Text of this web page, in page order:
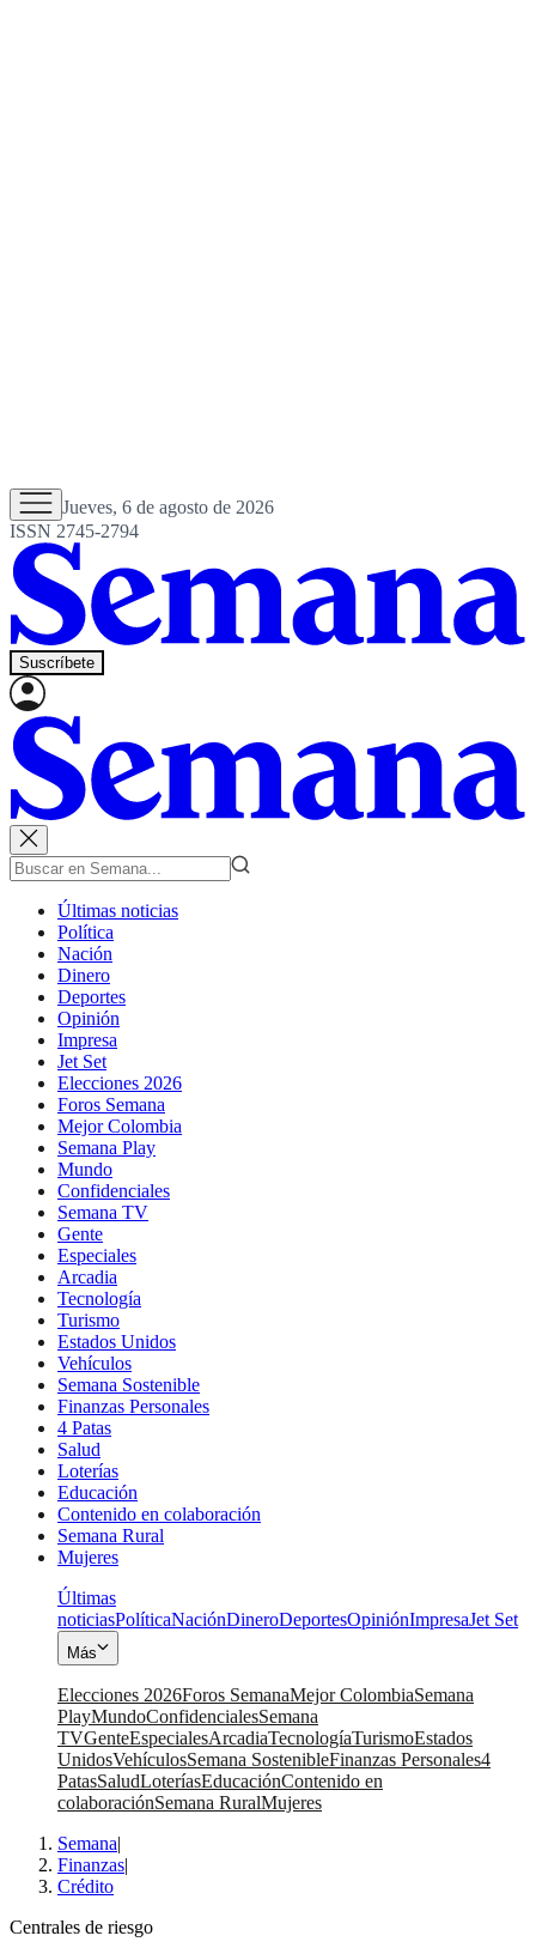
Jueves, 6 de agosto de 2026
ISSN 2745-2794
Suscríbete
Últimas noticias
Política
Nación
Dinero
Deportes
Opinión
Impresa
Jet Set
Elecciones 2026
Foros Semana
Mejor Colombia
Semana Play
Mundo
Confidenciales
Semana TV
Gente
Especiales
Arcadia
Tecnología
Turismo
Estados Unidos
Vehículos
Semana Sostenible
Finanzas Personales
4 Patas
Salud
Loterías
Educación
Contenido en colaboración
Semana Rural
Mujeres
Últimas
noticiasPolíticaNaciónDineroDeportesOpiniónImpresaJet Set
Más
Elecciones 2026Foros SemanaMejor ColombiaSemana
PlayMundoConfidencialesSemana
TVGenteEspecialesArcadiaTecnologíaTurismoEstados
UnidosVehículosSemana SostenibleFinanzas Personales4
PatasSaludLoteríasEducaciónContenido en
colaboraciónSemana RuralMujeres
Semana|
Finanzas|
Crédito
Centrales de riesgo